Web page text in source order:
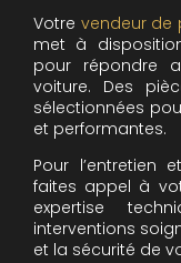
Votre vendeur de
met à
pour répondre
voiture. Des
sélectionnées
et performantes.
Pour l’entretien
faites appel à
expertise
interventions
et la sécurité de